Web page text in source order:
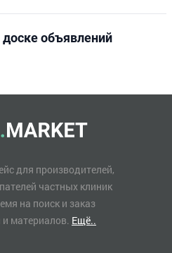
объявлений
для производителей,
частных клиник
на поиск и заказ
материалов. Ещё..